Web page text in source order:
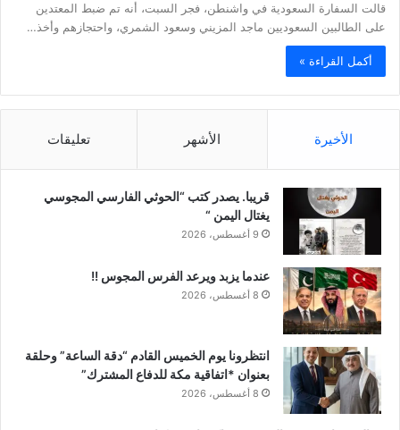
قالت السفارة السعودية في واشنطن، فجر السبت، أنه تم ضبط المعتدين
على الطالبين السعوديين ماجد المزيني وسعود الشمري، واحتجازهم وأخذ…
أكمل القراءة »
الأخيرة الأشهر تعليقات
قريبا. يصدر كتب “الحوثي الفارسي المجوسي
يغتال اليمن “
9 أغسطس، 2026
عندما يزبد ويرعد الفرس المجوس !!
8 أغسطس، 2026
انتظرونا يوم الخميس القادم “دقة الساعة” وحلقة
بعنوان *اتفاقية مكة للدفاع المشترك”
8 أغسطس، 2026